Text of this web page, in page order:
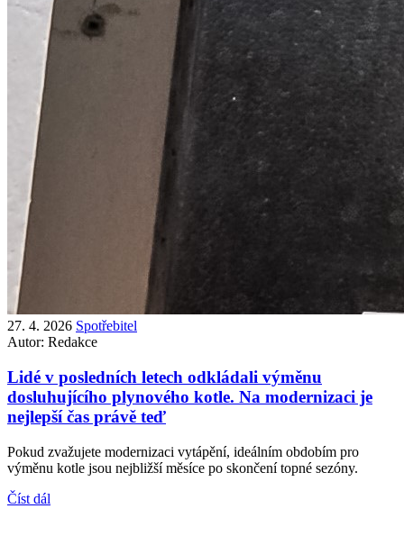
27. 4. 2026 Spotřebitel
Autor: Redakce
Lidé v posledních letech odkládali výměnu
dosluhujícího plynového kotle. Na modernizaci je
nejlepší čas právě teď
Pokud zvažujete modernizaci vytápění, ideálním obdobím pro
výměnu kotle jsou nejbližší měsíce po skončení topné sezóny.
Číst dál